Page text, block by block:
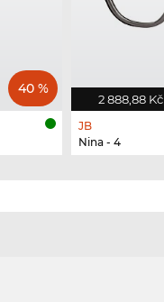
40 %
2 888,88 Kč
JB
Nina - 4